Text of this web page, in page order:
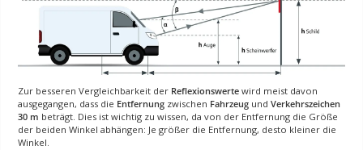
Zur besseren Vergleichbarkeit der Reflexionswerte wird meist davon
ausgegangen, dass die Entfernung zwischen Fahrzeug und Verkehrszeichen
30 m beträgt. Dies ist wichtig zu wissen, da von der Entfernung die Größe
der beiden Winkel abhängen: Je größer die Entfernung, desto kleiner die
Winkel.